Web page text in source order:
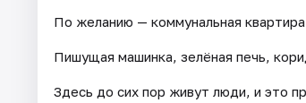
По желанию — коммунальная
Пишущая машинка, зелёная печь,
Здесь до сих пор живут люди, и это